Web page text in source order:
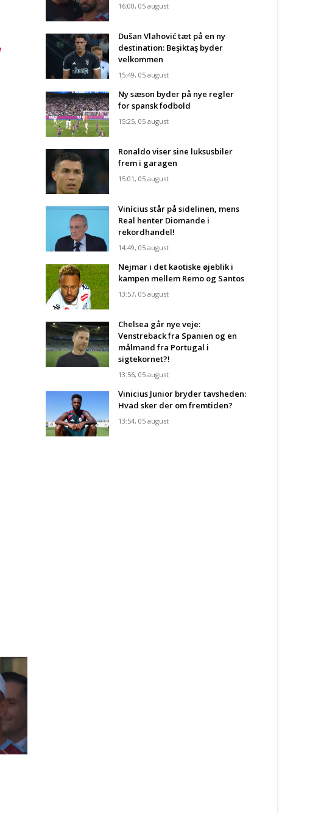
16:00, 05 august
Dušan Vlahović tæt på en ny
destination: Beşiktaş byder
velkommen
15:49, 05 august
Ny sæson byder på nye regler
for spansk fodbold
15:25, 05 august
Ronaldo viser sine luksusbiler
frem i garagen
15:01, 05 august
Vinícius står på sidelinen, mens
Real henter Diomande i
rekordhandel!
14:49, 05 august
Nejmar i det kaotiske øjeblik i
kampen mellem Remo og Santos
13:57, 05 august
Chelsea går nye veje:
Venstreback fra Spanien og en
målmand fra Portugal i
sigtekornet?!
13:56, 05 august
Vinicius Junior bryder tavsheden:
Hvad sker der om fremtiden?
13:54, 05 august